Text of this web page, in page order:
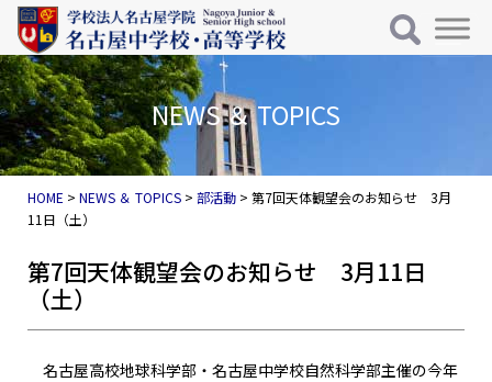
コンテンツへスキップ
メインナビゲーション
NEWS ＆ TOPICS
HOME >NEWS ＆ TOPICS >部活動 >第7回天体観望会のお知らせ 3月
11日（土）
第7回天体観望会のお知らせ 3月11日
（土）
名古屋高校地球科学部・名古屋中学校自然科学部主催の今年